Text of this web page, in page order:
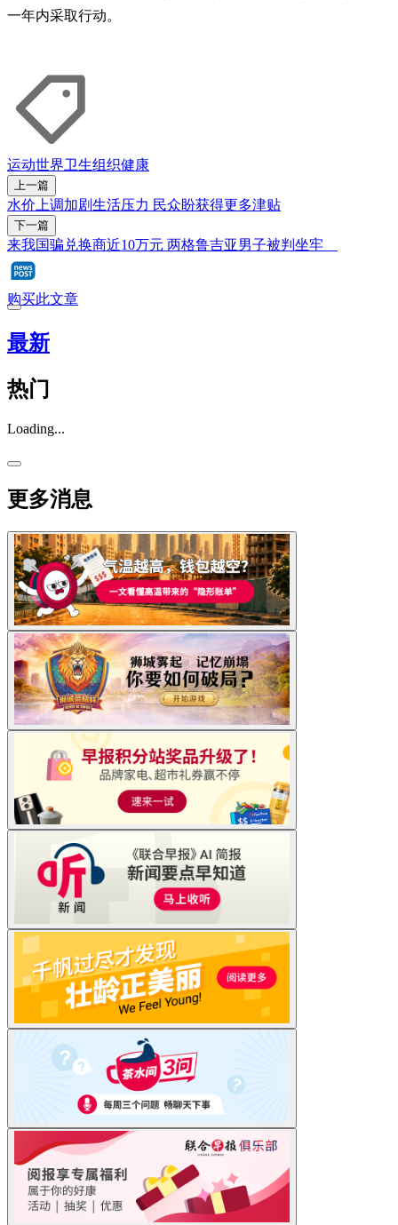
一年内采取行动。
运动世界卫生组织健康
上一篇
水价上调加剧生活压力 民众盼获得更多津贴
下一篇
来我国骗兑换商近10万元 两格鲁吉亚男子被判坐牢
购买此文章
最新
热门
Loading...
更多消息